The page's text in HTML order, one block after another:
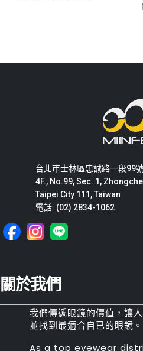
台北市士林區忠誠路一段99
4F., No.99, Sec. 1,
Taipei City 111, Taiwan
電話: (02) 2834-1062
關於我們
我們傳遞眼鏡的價值，讓
並找到最適合自已的眼鏡。
As a top eyewear